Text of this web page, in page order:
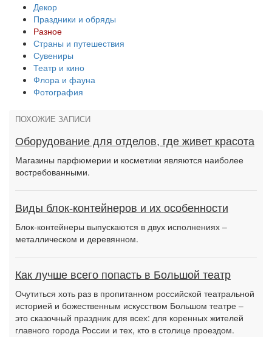
Декор
Праздники и обряды
Разное
Страны и путешествия
Сувениры
Театр и кино
Флора и фауна
Фотография
ПОХОЖИЕ ЗАПИСИ
Оборудование для отделов, где живет красота
Магазины парфюмерии и косметики являются наиболее
востребованными.
Виды блок-контейнеров и их особенности
Блок-контейнеры выпускаются в двух исполнениях –
металлическом и деревянном.
Как лучше всего попасть в Большой театр
Очутиться хоть раз в пропитанном российской театральной
историей и божественным искусством Большом театре –
это сказочный праздник для всех: для коренных жителей
главного города России и тех, кто в столице проездом.